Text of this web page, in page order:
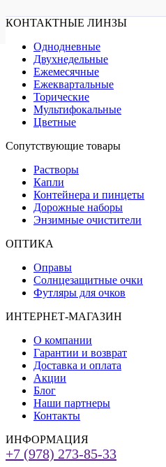
КОНТАКТНЫЕ ЛИНЗЫ
Однодневные
Двухнедельные
Ежемесячные
Ежеквартальные
Торические
Мультифокальные
Цветные
Сопутствующие товары
Растворы
Капли
Контейнера и пинцеты
Дорожные наборы
Энзимные очистители
ОПТИКА
Оправы
Солнцезащитные очки
Футляры для очков
ИНТЕРНЕТ-МАГАЗИН
О компании
Гарантии и возврат
Доставка и оплата
Акции
Блог
Наши партнеры
Контакты
ИНФОРМАЦИЯ
+7 (978) 273-85-33